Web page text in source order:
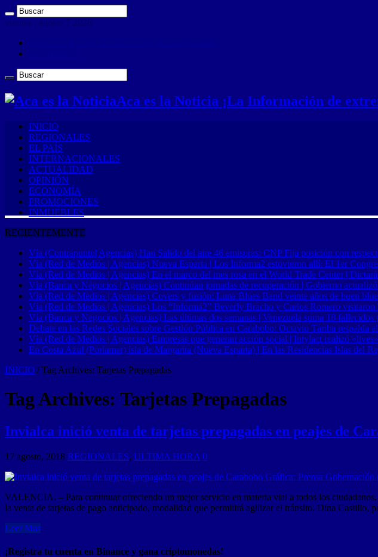
viernes , agosto 7 2026
Aca es la Noticia ¡La Información de
INICIO
REGIONALES
EL PAÍS
INTERNACIONALES
ACTUALIDAD
OPINIÓN
ECONOMÍA
PROMOCIONES
INMUEBLES
RECIENTEMENTE
Vía (Contrapunto| Agencias) Han Salido del aire 46 emisoras: CNP Fija posición con
Vía (Red de Medios | Agencias) Nueva Esparta | Los Informa2 estuvieron allí: El 1er
Vía (Red de Medios | Agencias) En el marco del mes rosa en el World Trade Center |
Vía (Banca y Negocios | Agencias) Continúan jornadas de recuperación | Gobierno
Vía (Red de Medios | Agencias) Covers y fusión: Luna Blues Band veinte años de buen
Vía (Red de Medios | Agencias) Los “Informa2” Beverly Bracho y Carlos Romero
Vía (Banca y Negocios | Agencias) Las últimas dos semanas | Venezuela suma 18
Debate en las Redes Sociales sobre Gestión Pública en Carabobo: Octavio Táriba
Vía (Red de Medios | Agencias) Empresas que generan acción social | Intylact realizó
En Costa Azul (Porlamar) isla de Margarita (Nueva Esparta) | En las Residencias Islas del
INICIO / Tag Archives: Tarjetas Prepagadas
Tag Archives: Tarjetas Prepagadas
Invialca inició venta de tarjetas prepagadas en peajes de
17 agosto, 2018 REGIONALES, ULTIMA HORA 0
VALENCIA. – Para continuar ofreciendo un mejor servicio en materia vial a todos los
la venta de tarjetas de pago anticipado, modalidad que permitirá agilizar el tránsito. Dina Castillo,
Leer Mas
¡Registra tu cuenta en Binance y gana criptomonedas!